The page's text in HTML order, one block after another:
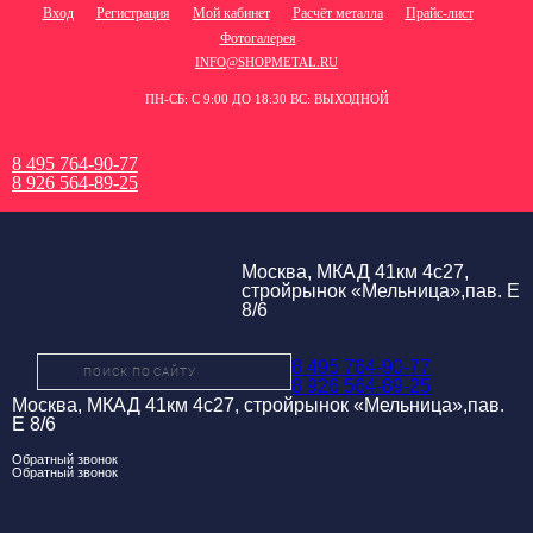
Вход Регистрация Мой кабинет Расчёт металла
Прайс-лист
Фотогалерея
INFO@SHOPMETAL.RU
ПН-СБ: С 9:00 ДО 18:30 ВС: ВЫХОДНОЙ
8 495 764-90-77
8 926 564-89-25
Москва, МКАД 41км 4с27,
стройрынок «Мельница»,пав. Е
8/6
8 495 764-90-77
8 926 564-89-25
Москва, МКАД 41км 4с27, стройрынок «Мельница»,пав.
Е 8/6
Обратный звонок
Обратный звонок